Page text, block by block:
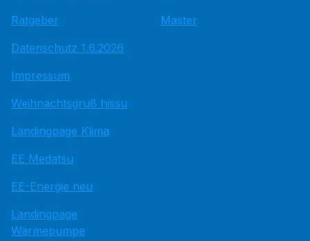
Ratgeber
Datenschutz 1.6.2026
Impressum
Weihnachtsgruß hissu
Landingpage Klima
EE Medatsu
EE-Energie neu
Landingpage
Wärmepumpe
Master